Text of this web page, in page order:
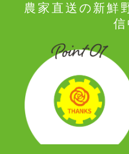
農家直送の新鮮
信